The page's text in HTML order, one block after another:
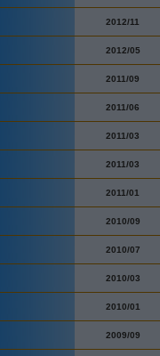
2012/11
2012/05
2011/09
2011/06
2011/03
2011/03
2011/01
2010/09
2010/07
2010/03
2010/01
2009/09